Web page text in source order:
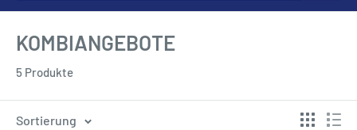
KOMBIANGEBOTE
5 Produkte
Sortierung